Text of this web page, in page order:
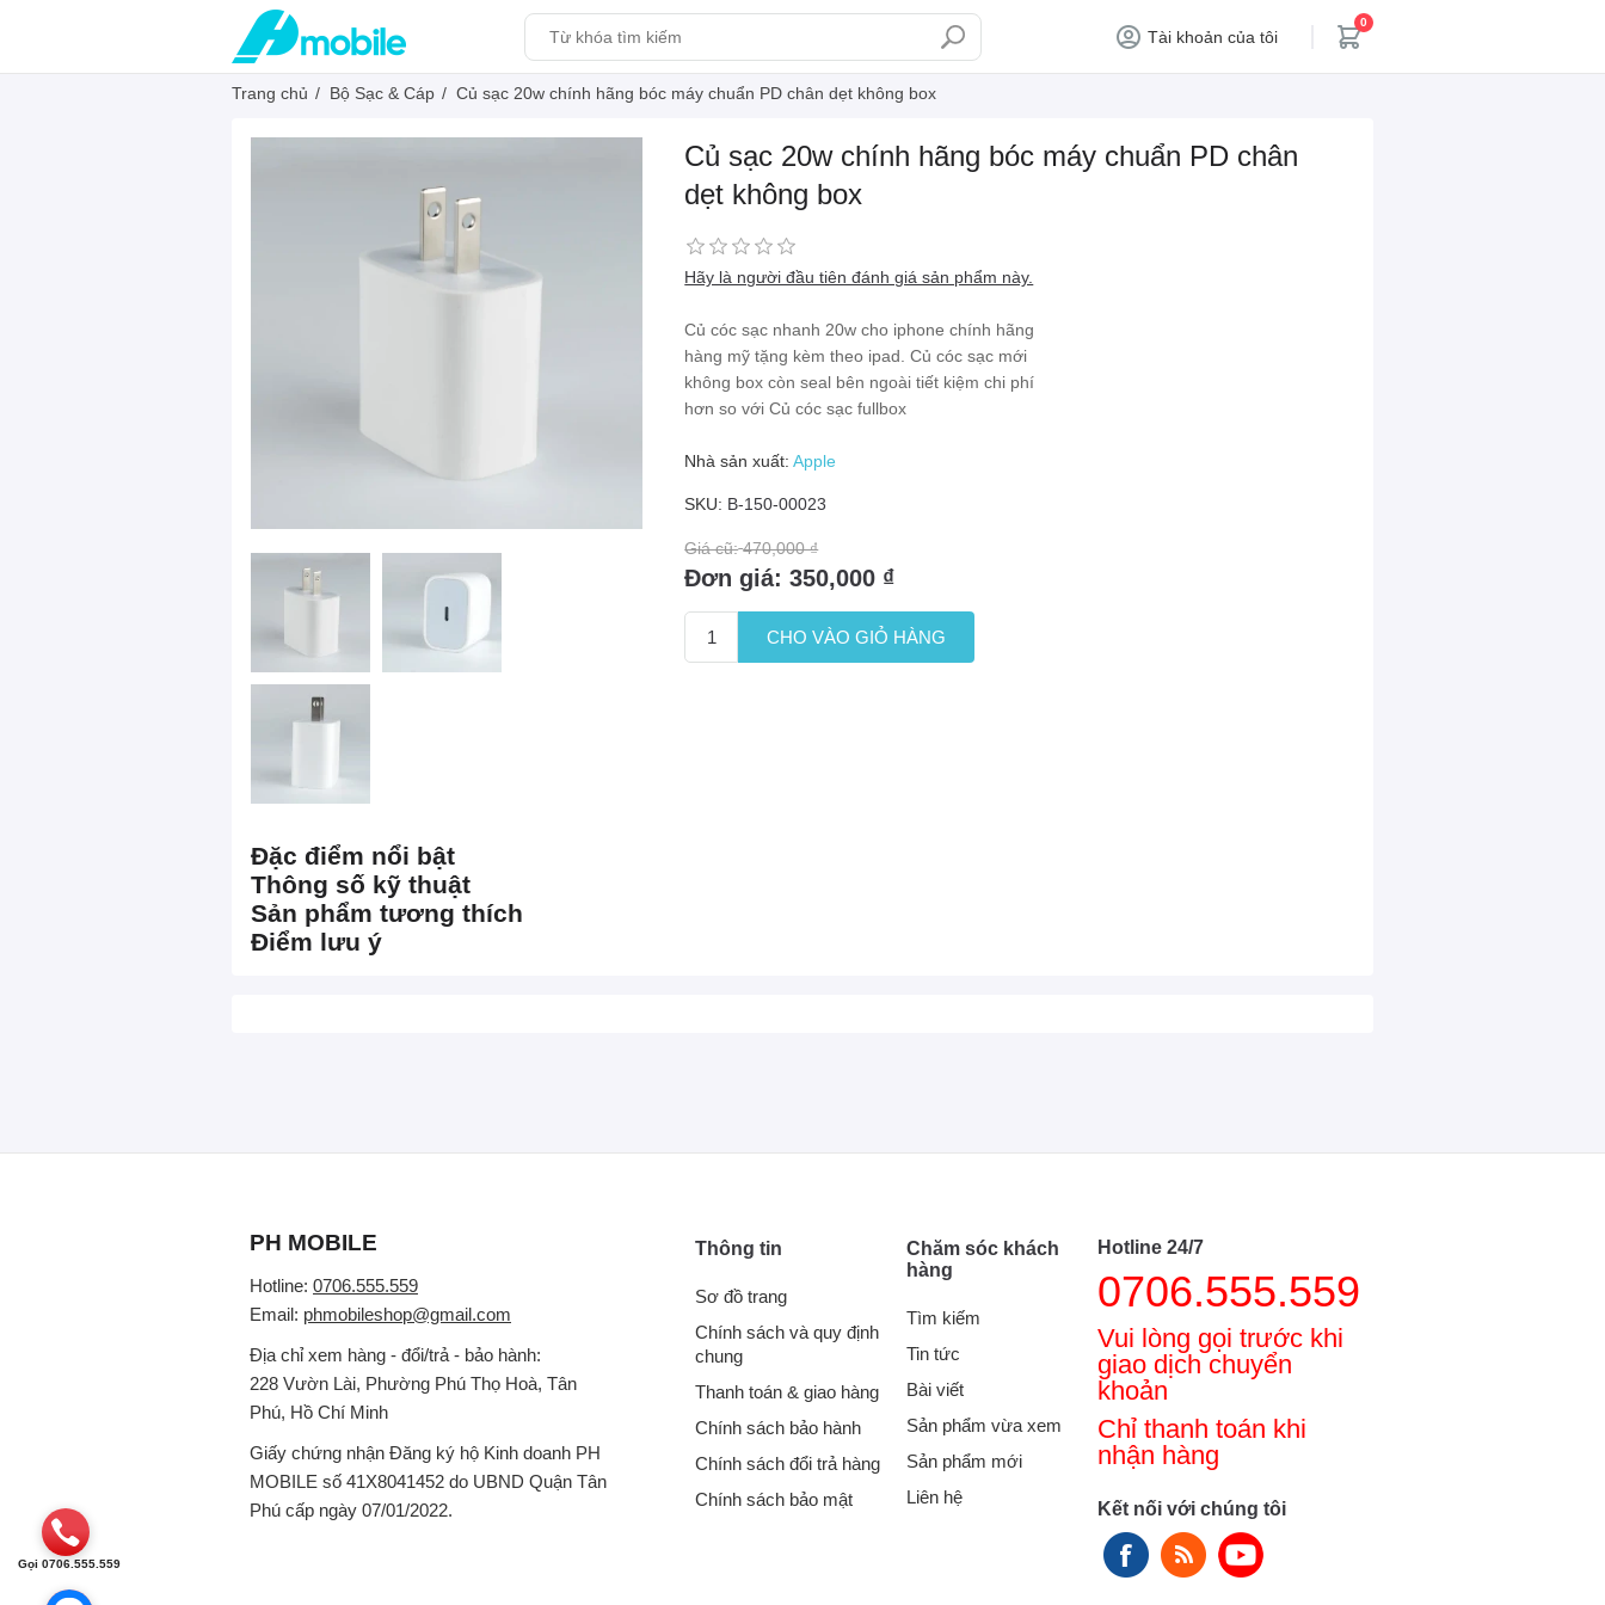
Tài khoản của tôi
0
Trang chủ / Bộ Sạc & Cáp / Củ sạc 20w chính hãng bóc máy chuẩn PD chân dẹt không box
Củ sạc 20w chính hãng bóc máy chuẩn PD chân
dẹt không box
Hãy là người đầu tiên đánh giá sản phẩm này.
Củ cóc sạc nhanh 20w cho iphone chính hãng
hàng mỹ tặng kèm theo ipad. Củ cóc sạc mới
không box còn seal bên ngoài tiết kiệm chi phí
hơn so với Củ cóc sạc fullbox
Nhà sản xuất: Apple
SKU: B-150-00023
Giá cũ: 470,000 ₫
Đơn giá: 350,000 ₫
CHO VÀO GIỎ HÀNG
Đặc điểm nổi bật
Thông số kỹ thuật
Sản phẩm tương thích
Điểm lưu ý
PH MOBILE
Hotline: 0706.555.559
Email: phmobileshop@gmail.com
Địa chỉ xem hàng - đổi/trả - bảo hành:
228 Vườn Lài, Phường Phú Thọ Hoà, Tân
Phú, Hồ Chí Minh
Giấy chứng nhận Đăng ký hộ Kinh doanh PH
MOBILE số 41X8041452 do UBND Quận Tân
Phú cấp ngày 07/01/2022.
Thông tin
Sơ đồ trang
Chính sách và quy định
chung
Thanh toán & giao hàng
Chính sách bảo hành
Chính sách đổi trả hàng
Chính sách bảo mật
Chăm sóc khách
hàng
Tìm kiếm
Tin tức
Bài viết
Sản phẩm vừa xem
Sản phẩm mới
Liên hệ
Hotline 24/7
0706.555.559
Vui lòng gọi trước khi
giao dịch chuyển
khoản
Chỉ thanh toán khi
nhận hàng
Kết nối với chúng tôi
Gọi 0706.555.559